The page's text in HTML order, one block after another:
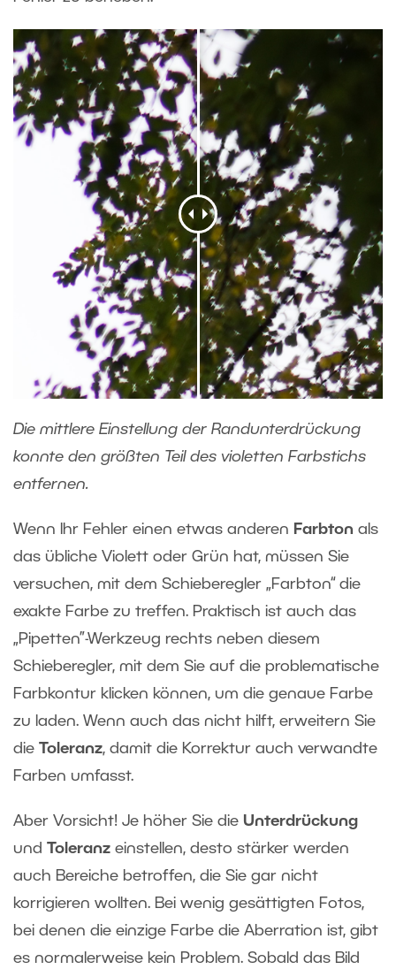
Die mittlere Einstellung der Randunterdrückung
konnte den größten Teil des violetten Farbstichs
entfernen.
Wenn Ihr Fehler einen etwas anderen Farbton als
das übliche Violett oder Grün hat, müssen Sie
versuchen, mit dem Schieberegler „Farbton“ die
exakte Farbe zu treffen. Praktisch ist auch das
„Pipetten”-Werkzeug rechts neben diesem
Schieberegler, mit dem Sie auf die problematische
Farbkontur klicken können, um die genaue Farbe
zu laden. Wenn auch das nicht hilft, erweitern Sie
die Toleranz, damit die Korrektur auch verwandte
Farben umfasst.
Aber Vorsicht! Je höher Sie die Unterdrückung
und Toleranz einstellen, desto stärker werden
auch Bereiche betroffen, die Sie gar nicht
korrigieren wollten. Bei wenig gesättigten Fotos,
bei denen die einzige Farbe die Aberration ist, gibt
es normalerweise kein Problem. Sobald das Bild